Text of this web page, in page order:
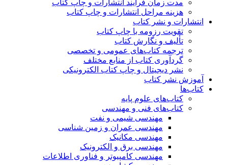
مدت زمان فرآیند انتشارات و چاپ کتاب
هزینه مراحل انتشارات و چاپ کتاب
انتشارات و نشر کتاب
تقویت رزومه با چاپ کتاب
تألیف و نگارش کتاب
ترجمه کتاب‌های عمومی و تخصصی
گردآوری کتاب از منابع مختلف
نشر دیجیتال و چاپ کتاب الکترونیکی
آموزش نشر کتاب
کتاب‌ها
کتاب‌های علوم پایه
کتاب‌های فنی و مهندسی
مهندسی شیمی و نفت
مهندسی عمران و زمین شناسی
مهندسی مکانیک
مهندسی برق و الکترونیک
مهندسی کامپیوتر و فناوری اطلاعات